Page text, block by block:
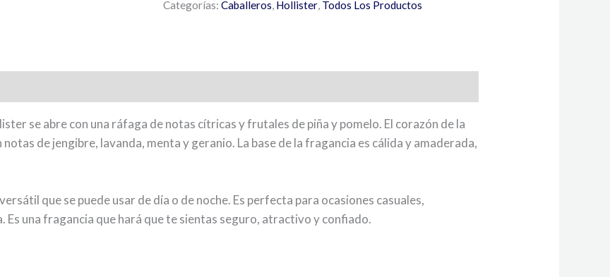
Categorías: Caballeros, Hollister, Todos Los Productos
se abre con una ráfaga de notas cítricas y frutales de piña y pomelo. El corazón de la
de jengibre, lavanda, menta y geranio. La base de la fragancia es cálida y amaderada,
que se puede usar de día o de noche. Es perfecta para ocasiones casuales,
Es una fragancia que hará que te sientas seguro, atractivo y confiado.